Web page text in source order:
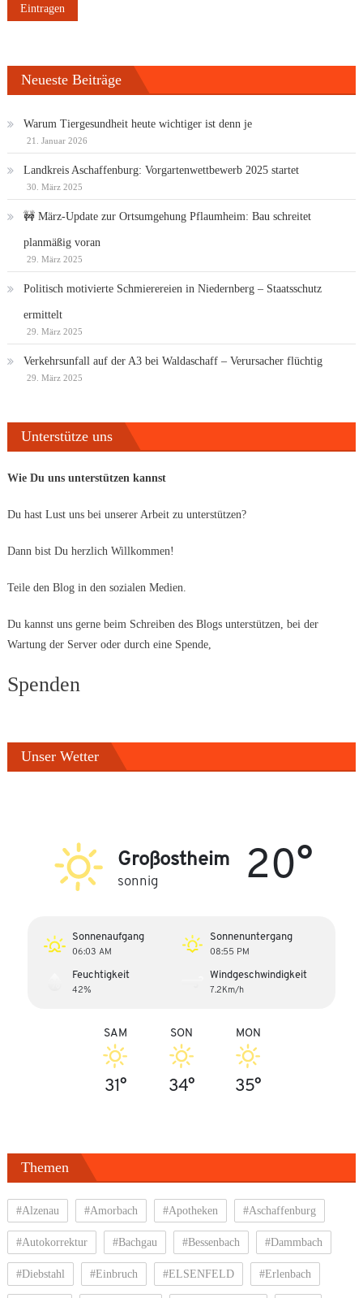
Neueste Beiträge
Warum Tiergesundheit heute wichtiger ist denn je
21. Januar 2026
Landkreis Aschaffenburg: Vorgartenwettbewerb 2025 startet
30. März 2025
🚧 März-Update zur Ortsumgehung Pflaumheim: Bau schreitet
planmäßig voran
29. März 2025
Politisch motivierte Schmierereien in Niedernberg – Staatsschutz
ermittelt
29. März 2025
Verkehrsunfall auf der A3 bei Waldaschaff – Verursacher flüchtig
29. März 2025
Unterstütze uns
Wie Du uns unterstützen kannst
Du hast Lust uns bei unserer Arbeit zu unterstützen?
Dann bist Du herzlich Willkommen!
Teile den Blog in den sozialen Medien.
Du kannst uns gerne beim Schreiben des Blogs unterstützen, bei der
Wartung der Server oder durch eine Spende,
Spenden
Unser Wetter
Großostheim
sonnig 20°
Sonnenaufgang
06:03 AM
Sonnenuntergang
08:55 PM
Feuchtigkeit
42%
Windgeschwindigkeit
7.2Km/h
SAM
31°
SON
34°
MON
35°
Themen
#Alzenau #Amorbach #Apotheken #Aschaffenburg
#Autokorrektur #Bachgau #Bessenbach #Dammbach
#Diebstahl #Einbruch #ELSENFELD #Erlenbach